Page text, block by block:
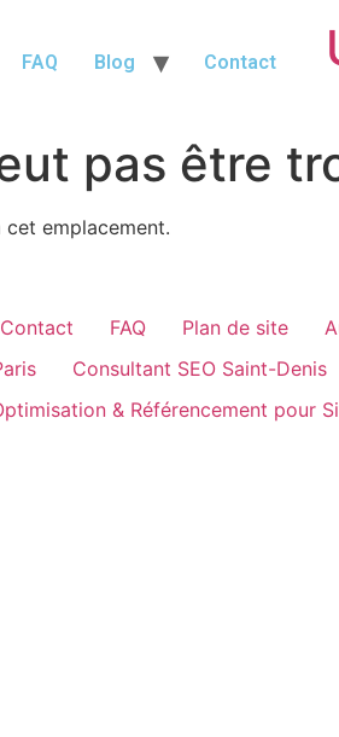
FAQ Blog Contact
pas être
cet emplacement.
Contact FAQ Plan de site
Consultant SEO Saint-Denis
& Référencement pour